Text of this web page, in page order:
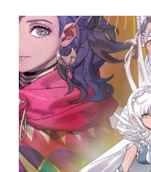
entradas